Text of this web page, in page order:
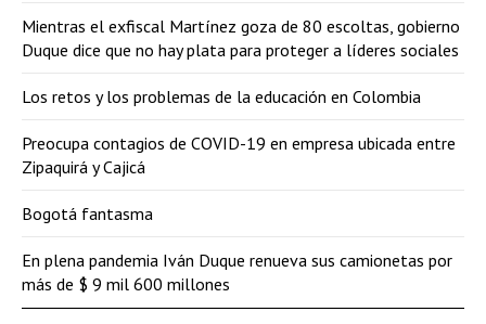
Mientras el exfiscal Martínez goza de 80 escoltas, gobierno
Duque dice que no hay plata para proteger a líderes sociales
Los retos y los problemas de la educación en Colombia
Preocupa contagios de COVID-19 en empresa ubicada entre
Zipaquirá y Cajicá
Bogotá fantasma
En plena pandemia Iván Duque renueva sus camionetas por
más de $ 9 mil 600 millones